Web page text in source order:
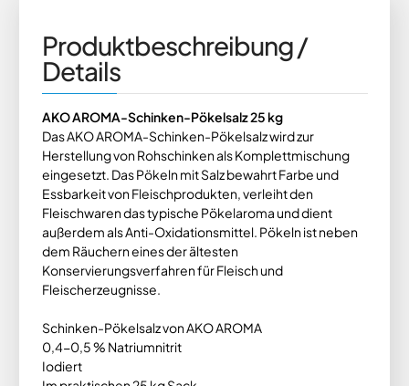
Produktbeschreibung /
Details
AKO AROMA-Schinken-Pökelsalz 25 kg
Das AKO AROMA-Schinken-Pökelsalz wird zur
Herstellung von Rohschinken als Komplettmischung
eingesetzt. Das Pökeln mit Salz bewahrt Farbe und
Essbarkeit von Fleischprodukten, verleiht den
Fleischwaren das typische Pökelaroma und dient
außerdem als Anti-Oxidationsmittel. Pökeln ist neben
dem Räuchern eines der ältesten
Konservierungsverfahren für Fleisch und
Fleischerzeugnisse.
Schinken-Pökelsalz von AKO AROMA
0,4-0,5 % Natriumnitrit
Iodiert